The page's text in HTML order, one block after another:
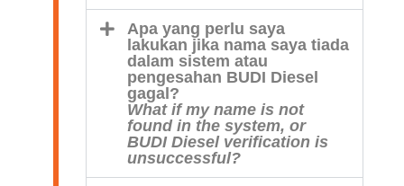
Apa yang perlu saya
lakukan jika nama saya tiada
dalam sistem atau
pengesahan BUDI Diesel
gagal?
What if my name is not
found in the system, or
BUDI Diesel verification is
unsuccessful?